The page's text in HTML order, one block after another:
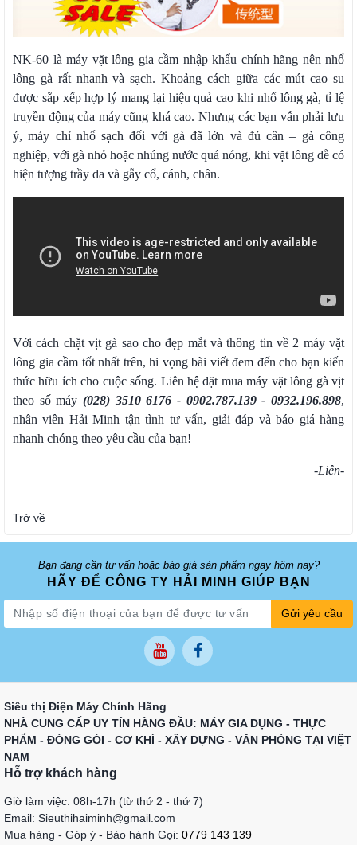
NK-60 là máy vặt lông gia cầm nhập khẩu chính hãng nên nhổ
lông gà rất nhanh và sạch. Khoảng cách giữa các mút cao su
được sắp xếp hợp lý mang lại hiệu quả cao khi nhổ lông gà, tỉ lệ
truyền động của máy cũng khá cao. Nhưng các bạn vẫn phải lưu
ý, máy chỉ nhổ sạch đối với gà đã lớn và đủ cân – gà công
nghiệp, với gà nhỏ hoặc nhúng nước quá nóng, khi vặt lông dễ có
hiện tượng trầy da và gẫy cổ, cánh, chân.
Với cách chặt vịt gà sao cho đẹp mắt và thông tin về 2 máy vặt
lông gia cầm tốt nhất trên, hi vọng bài viết đem đến cho bạn kiến
thức hữu ích cho cuộc sống. Liên hệ đặt mua máy vặt lông gà vịt
theo số máy (028) 3510 6176 - 0902.787.139 - 0932.196.898,
nhân viên Hải Minh tận tình tư vấn, giải đáp và báo giá hàng
nhanh chóng theo yêu cầu của bạn!
-Liên-
Trở về
Bạn đang cần tư vấn hoặc báo giá sản phẩm ngay hôm nay?
HÃY ĐỂ CÔNG TY HẢI MINH GIÚP BẠN
Gửi yêu cầu
Siêu thị Điện Máy Chính Hãng
NHÀ CUNG CẤP UY TÍN HÀNG ĐẦU: MÁY GIA DỤNG - THỰC
PHẨM - ĐÓNG GÓI - CƠ KHÍ - XÂY DỰNG - VĂN PHÒNG TẠI VIỆT
NAM
Hỗ trợ khách hàng
Giờ làm việc: 08h-17h (từ thứ 2 - thứ 7)
Email: Sieuthihaiminh@gmail.com
Mua hàng - Góp ý - Bảo hành Gọi: 0779 143 139